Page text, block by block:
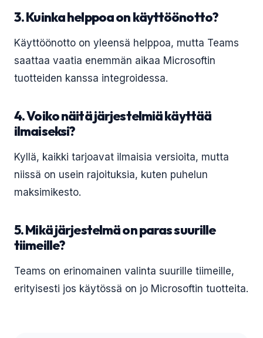
3. Kuinka helppoa on käyttöönotto?
Käyttöönotto on yleensä helppoa, mutta Teams
saattaa vaatia enemmän aikaa Microsoftin
tuotteiden kanssa integroidessa.
4. Voiko näitä järjestelmiä käyttää
ilmaiseksi?
Kyllä, kaikki tarjoavat ilmaisia versioita, mutta
niissä on usein rajoituksia, kuten puhelun
maksimikesto.
5. Mikä järjestelmä on paras suurille
tiimeille?
Teams on erinomainen valinta suurille tiimeille,
erityisesti jos käytössä on jo Microsoftin tuotteita.